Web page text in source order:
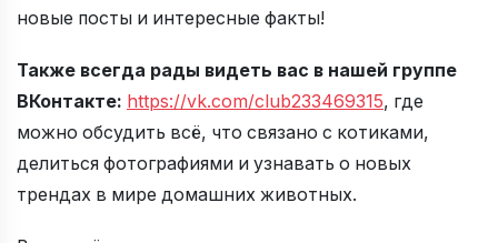
новые посты и интересные факты!
Также всегда рады видеть вас в нашей группе
ВКонтакте: https://vk.com/club233469315, где
можно обсудить всё, что связано с котиками,
делиться фотографиями и узнавать о новых
трендах в мире домашних животных.